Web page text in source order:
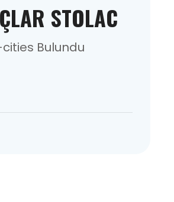
STOLAC
Bulundu